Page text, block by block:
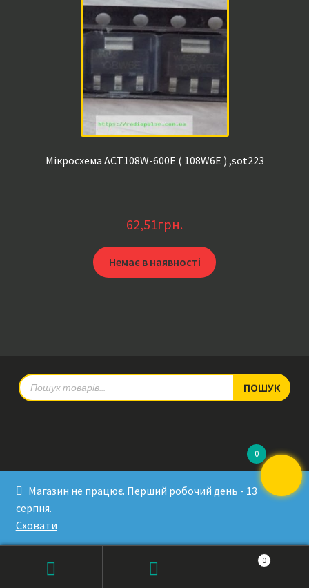
Магазин не працює. Перший робочий день - 13
серпня.
Сховати
Мікросхема ACT108W-600E ( 108W6E ) ,sot223
62,51грн.
Немає в наявності
Products
search
ПОШУК
Developed by Sergey Krinitsa
0
0